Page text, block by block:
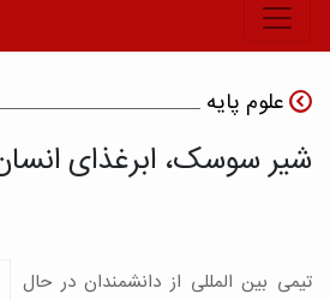
علوم پایه
شیر سوسک، ابرغذای
تیمی بین المللی از دانشمندان در حال